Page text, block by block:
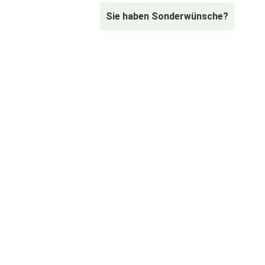
Sie haben Sonderwünsche?